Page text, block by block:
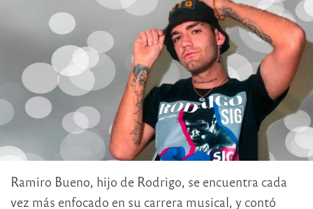
Ramiro Bueno, hijo de Rodrigo, se encuentra cada
vez más enfocado en su carrera musical, y contó